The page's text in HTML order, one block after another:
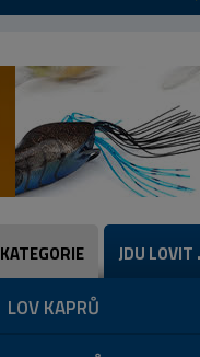
KATEGORIE JDU LOVIT
LOV KAPRŮ